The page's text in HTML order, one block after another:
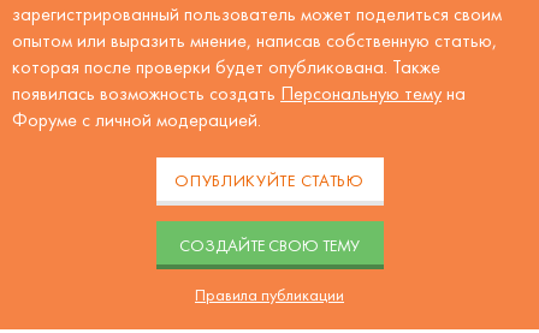
зарегистрированный пользователь может поделиться своим
опытом или выразить мнение, написав собственную статью,
которая после проверки будет опубликована. Также
появилась возможность создать Персональную тему на
Форуме с личной модерацией.
ОПУБЛИКУЙТЕ СТАТЬЮ
CОЗДАЙТЕ СВОЮ ТЕМУ
Правила публикации